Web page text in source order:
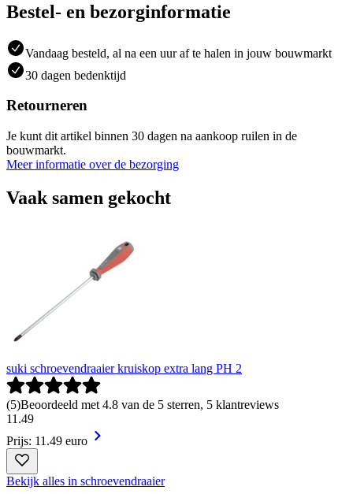
Bestel- en bezorginformatie
Vandaag besteld, al na een uur af te halen in jouw bouwmarkt
30 dagen bedenktijd
Retourneren
Je kunt dit artikel binnen 30 dagen na aankoop ruilen in de
bouwmarkt.
Meer informatie over de bezorging
Vaak samen gekocht
suki schroevendraaier kruiskop extra lang PH 2
(5)Beoordeeld met 4.8 van de 5 sterren, 5 klantreviews
11 .49
Prijs: 11.49 euro
Bekijk alles in schroevendraaier